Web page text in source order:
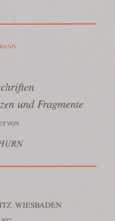
BAND
und Fragmente
VON
WIESBADEN